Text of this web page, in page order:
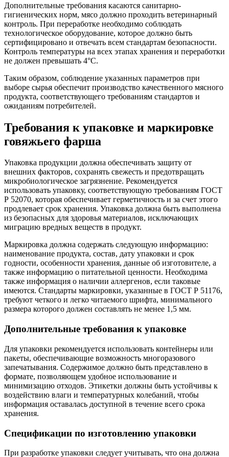
Дополнительные требования касаются санитарно-
гигиенических норм, мясо должно проходить ветеринарный
контроль. При переработке необходимо соблюдать
технологическое оборудование, которое должно быть
сертифицировано и отвечать всем стандартам безопасности.
Контроль температуры на всех этапах хранения и переработки
не должен превышать 4°C.
Таким образом, соблюдение указанных параметров при
выборе сырья обеспечит производство качественного мясного
продукта, соответствующего требованиям стандартов и
ожиданиям потребителей.
Требования к упаковке и маркировке
говяжьего фарша
Упаковка продукции должна обеспечивать защиту от
внешних факторов, сохранять свежесть и предотвращать
микробиологическое загрязнение. Рекомендуется
использовать упаковку, соответствующую требованиям ГОСТ
Р 52070, которая обеспечивает герметичность и за счет этого
продлевает срок хранения. Упаковка должна быть выполнена
из безопасных для здоровья материалов, исключающих
миграцию вредных веществ в продукт.
Маркировка должна содержать следующую информацию:
наименование продукта, состав, дату упаковки и срок
годности, особенности хранения, данные об изготовителе, а
также информацию о питательной ценности. Необходима
также информация о наличии аллергенов, если таковые
имеются. Стандарты маркировки, указанные в ГОСТ Р 51176,
требуют четкого и легко читаемого шрифта, минимального
размера которого должен составлять не менее 1,5 мм.
Дополнительные требования к упаковке
Для упаковки рекомендуется использовать контейнеры или
пакеты, обеспечивающие возможность многоразового
запечатывания. Содержимое должно быть представлено в
формате, позволяющем удобное использование и
минимизацию отходов. Этикетки должны быть устойчивы к
воздействию влаги и температурных колебаний, чтобы
информация оставалась доступной в течение всего срока
хранения.
Спецификации по изготовлению упаковки
При разработке упаковки следует учитывать, что она должна